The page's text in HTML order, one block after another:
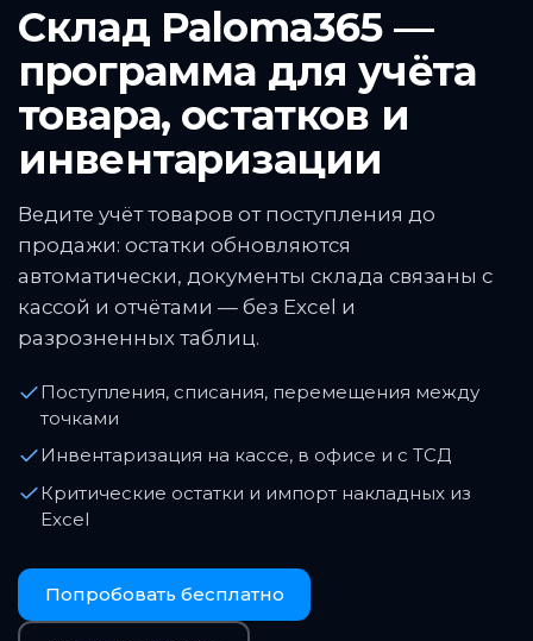
Склад Paloma365 —
программа для учёта
товара, остатков и
инвентаризации
Ведите учёт товаров от поступления до
продажи: остатки обновляются
автоматически, документы склада связаны с
кассой и отчётами — без Excel и
разрозненных таблиц.
Поступления, списания, перемещения между
точками
Инвентаризация на кассе, в офисе и с ТСД
Критические остатки и импорт накладных из
Excel
Попробовать бесплатно